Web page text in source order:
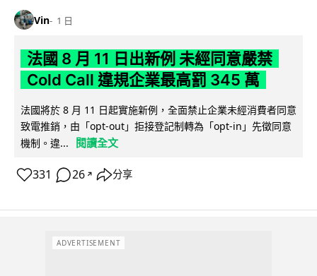
Vin 1 日
法國 8 月 11 日出新例 未經同意嚴禁
Cold Call 違規企業最高罰 345 萬
法國將於 8 月 11 日起實施新例，全面禁止企業未經消費者同意
致電推銷，由「opt-out」拒接登記制轉為「opt-in」先徵同意
機制。違...
閱讀全文
331 26 ↗ 分享
ADVERTISEMENT